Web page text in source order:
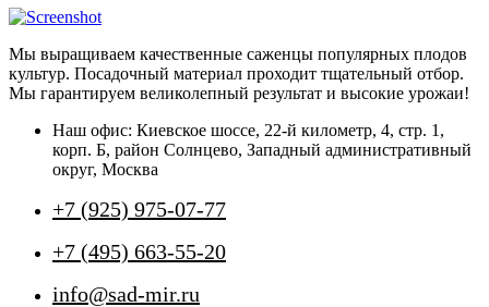
вариаций.
Опции
можно
на
странице
Мы выращиваем качественные саженцы популярных плодов
культур. Посадочный материал проходит тщательный отбор.
Мы гарантируем великолепный результат и высокие урожаи!
Наш офис: Киевское шоссе, 22-й километр, 4, стр. 1,
корп. Б, район Солнцево, Западный административный
округ, Москва
+7 (925) 975-07-77
+7 (495) 663-55-20
info@sad-mir.ru